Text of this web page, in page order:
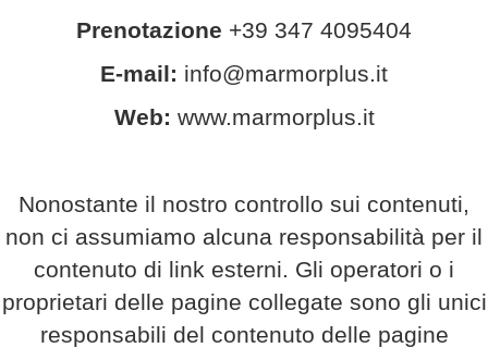
Prenotazione +39 347 4095404
E-mail: info@marmorplus.it
Web: www.marmorplus.it
Nonostante il nostro controllo sui contenuti,
non ci assumiamo alcuna responsabilità per il
contenuto di link esterni. Gli operatori o i
proprietari delle pagine collegate sono gli unici
responsabili del contenuto delle pagine